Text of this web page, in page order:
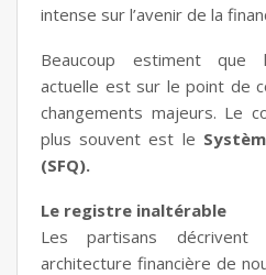
intense sur l’avenir de la
Beaucoup estiment que
actuelle est sur le point de
changements majeurs. Le
plus souvent est le
(SFQ).
Le registre inaltérable
Les partisans
architecture financière de